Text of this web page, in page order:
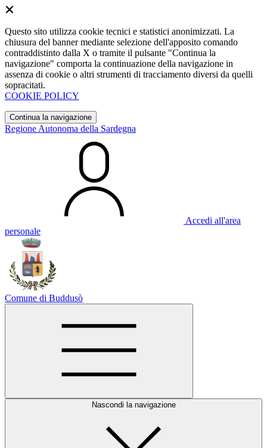
Questo sito utilizza cookie tecnici e statistici anonimizzati. La
chiusura del banner mediante selezione dell'apposito comando
contraddistinto dalla X o tramite il pulsante "Continua la
navigazione" comporta la continuazione della navigazione in
assenza di cookie o altri strumenti di tracciamento diversi da quelli
sopracitati.
COOKIE POLICY
Continua la navigazione
Regione Autonoma della Sardegna
Accedi all'area
personale
Comune di Buddusò
Nascondi la navigazione